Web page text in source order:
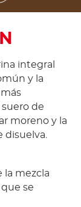
integral
y la
de
moreno y la
disuelva.
la mezcla
se